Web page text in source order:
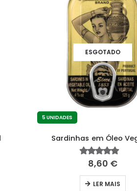
ESGOTADO
5 UNIDADES
Sardinhas em Óleo
5.00fora de 5
8,60 €
LER MAIS